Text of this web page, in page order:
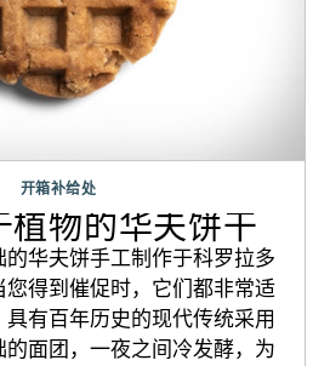
开箱补给处
植物的华夫饼干
华夫饼手工制作于科罗拉多
得到催促时，它们都非常适
有百年历史的现代传统采用
面团，一夜之间冷发酵，为